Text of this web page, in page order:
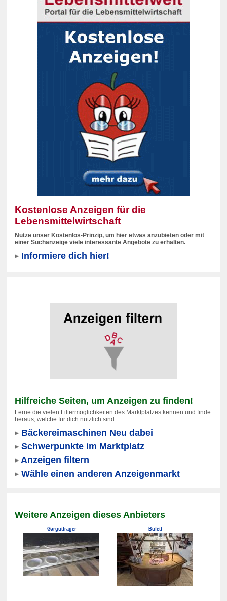
Kostenlose Anzeigen für die
Lebensmittelwirtschaft
Nutze unser Kostenlos-Prinzip, um hier etwas anzubieten oder mit
einer Suchanzeige viele interessante Angebote zu erhalten.
Informiere dich hier!
Hilfreiche Seiten, um Anzeigen zu finden!
Lerne die vielen Filtermöglichkeiten des Marktplatzes kennen und finde
heraus, welche für dich nützlich sind.
Bäckereimaschinen Neu dabei
Schwerpunkte im Marktplatz
Anzeigen filtern
Wähle einen anderen Anzeigenmarkt
Weitere Anzeigen dieses Anbieters
Gärgutträger Bufett